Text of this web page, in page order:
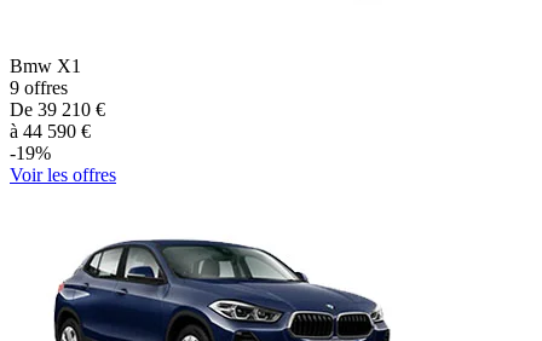
Bmw X1
9 offres
De 39 210 €
à 44 590 €
-19%
Voir les offres